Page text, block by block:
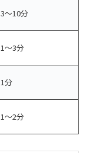
3〜10分
1〜3分
1分
1〜2分